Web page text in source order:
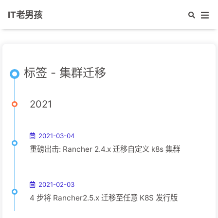
IT老男孩
标签 - 集群迁移
2021
2021-03-04
重磅出击: Rancher 2.4.x 迁移自定义 k8s 集群
2021-02-03
4 步将 Rancher2.5.x 迁移至任意 K8S 发行版